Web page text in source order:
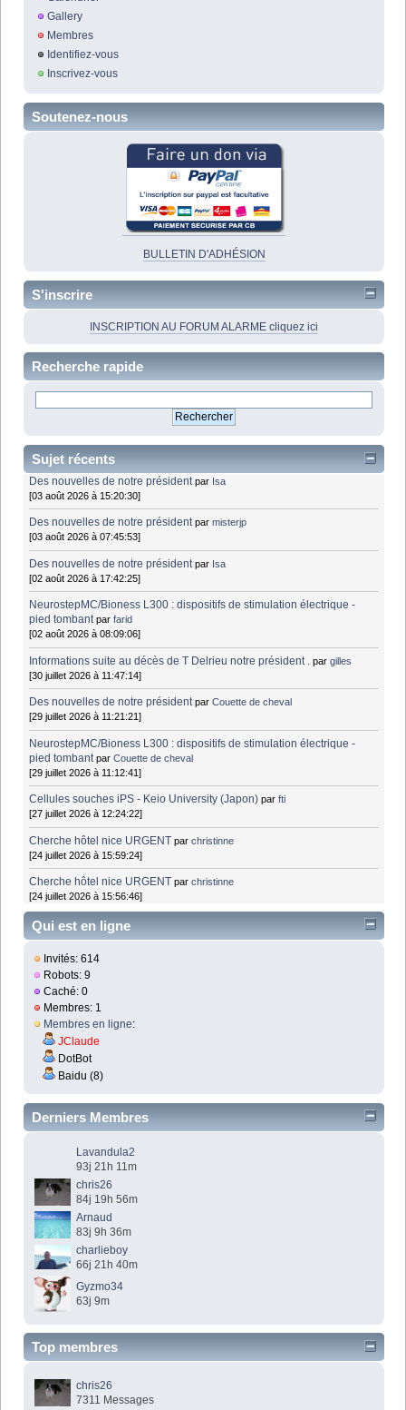
Gallery
Membres
Identifiez-vous
Inscrivez-vous
Soutenez-nous
BULLETIN D'ADHÉSION
S'inscrire
INSCRIPTION AU FORUM ALARME cliquez ici
Recherche rapide
Sujet récents
Des nouvelles de notre président par Isa
[03 août 2026 à 15:20:30]
Des nouvelles de notre président parmisterjp
[03 août 2026 à 07:45:53]
Des nouvelles de notre président par Isa
[02 août 2026 à 17:42:25]
NeurostepMC/Bioness L300 : dispositifs de stimulation électrique -
pied tombant parfarid
[02 août 2026 à 08:09:06]
Informations suite au décès de T Delrieu notre président . pargilles
[30 juillet 2026 à 11:47:14]
Des nouvelles de notre président parCouette de cheval
[29 juillet 2026 à 11:21:21]
NeurostepMC/Bioness L300 : dispositifs de stimulation électrique -
pied tombant parCouette de cheval
[29 juillet 2026 à 11:12:41]
Cellules souches iPS - Keio University (Japon) parfti
[27 juillet 2026 à 12:24:22]
Cherche hôtel nice URGENT parchristinne
[24 juillet 2026 à 15:59:24]
Cherche hôtel nice URGENT parchristinne
[24 juillet 2026 à 15:56:46]
Qui est en ligne
Invités: 614
Robots: 9
Caché: 0
Membres: 1
Membres en ligne:
JClaude
DotBot
Baidu (8)
Derniers Membres
Lavandula2
93j 21h 11m
chris26
84j 19h 56m
Arnaud
83j 9h 36m
charlieboy
66j 21h 40m
Gyzmo34
63j 9m
Top membres
chris26
7311 Messages